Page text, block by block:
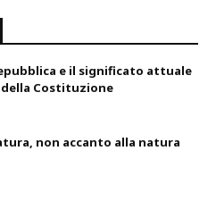
e il significato attuale
della Costituzione
non accanto alla natura